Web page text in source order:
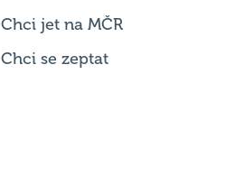
Chci jet na MČR
Chci se zeptat